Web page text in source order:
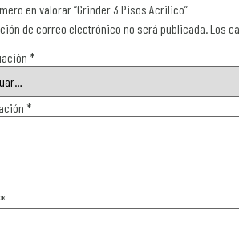
en valorar “Grinder 3 Pisos Acrilico”
de correo electrónico no será publicada.Los
*
*
*